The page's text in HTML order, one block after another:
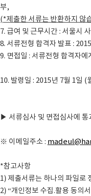
부,
(*제출한 서류는 반환하지 않
7. 급여 및 근무시간 : 서울시
8. 서류전형 합격자 발표 :
9. 면접일 : 서류전형 합격자에
10. 발령일 : 2015년 7월 1일
▶ 서류심사 및 면접심사에 통
※ 이메일주소 :
*참고사항
1) 제출서류는 하나의 파일로
2) “개인정보 수집.활용 동의